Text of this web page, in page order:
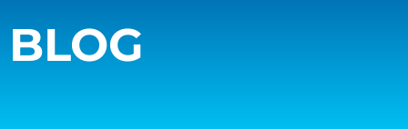
BLOG